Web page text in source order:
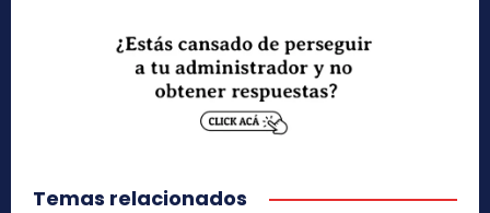
Temas relacionados